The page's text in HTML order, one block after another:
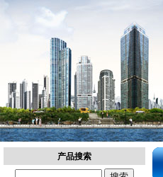
产品搜索
上